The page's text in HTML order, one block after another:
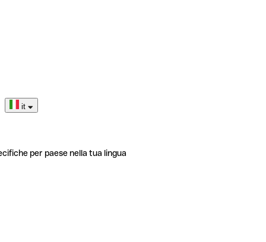
it
per paese nella tua lingua